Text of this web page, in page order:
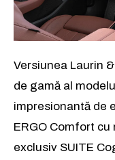
Versiunea Laurin
de gamă al
impresionantă de
ERGO Comfort
exclusiv SUITE